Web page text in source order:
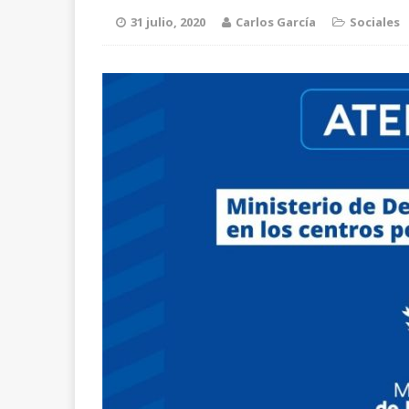
31 julio, 2020 Carlos García Sociales